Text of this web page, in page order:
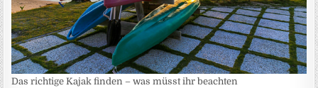
Das richtige Kajak finden – was müsst ihr beachten